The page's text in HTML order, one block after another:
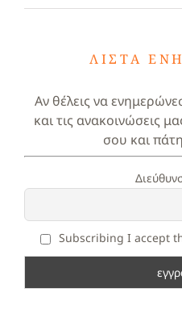
ΛΊΣΤΑ
Αν θέλεις να
και τις ανακοινώσεις
σου και
Subscribing I accept